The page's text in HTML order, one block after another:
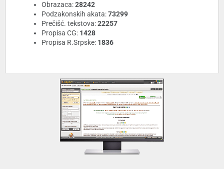
Obrazaca:28242
Podzakonskih akata:73299
Prečišć. tekstova:22257
Propisa CG: 1428
Propisa R.Srpske: 1836